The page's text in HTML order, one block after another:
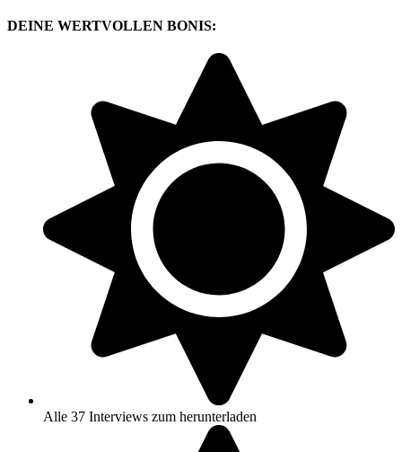
DEINE WERTVOLLEN BONIS:
Alle 37 Interviews zum herunterladen